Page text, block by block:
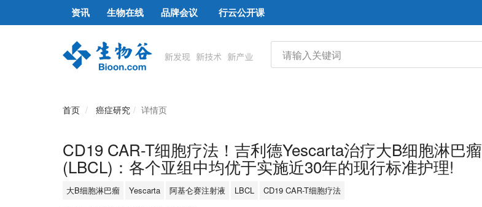
资讯 生物在线 品牌会议 行云公开课
首页 癌症研究 详情页
CD19 CAR-T细胞疗法！吉利德Yescarta治疗大B细胞淋巴瘤
(LBCL)：各个亚组中均优于实施近30年的现行标准护理!
大B细胞淋巴瘤 Yescarta 阿基仑赛注射液 LBCL CD19 CAR-T细胞疗法